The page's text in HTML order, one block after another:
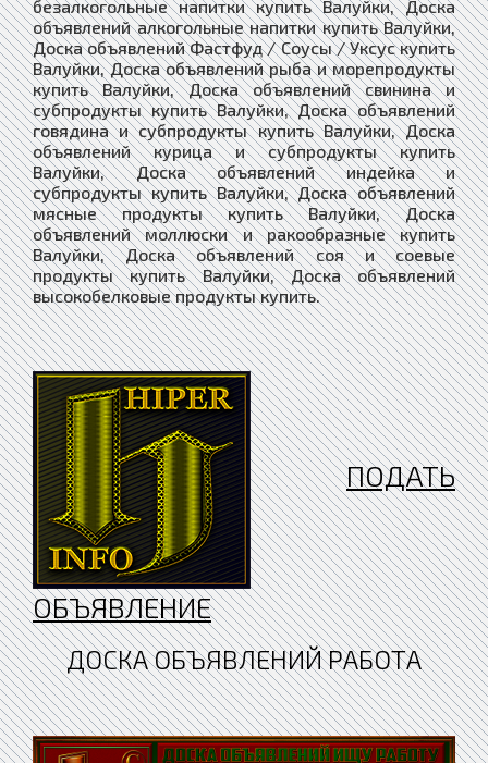
ПОДАТЬ
ОБЪЯВЛЕНИЕ
ДОСКА ОБЪЯВЛЕНИЙ РАБОТА